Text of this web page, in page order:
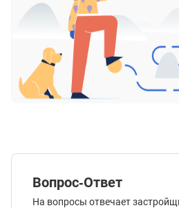
Вопрос-Ответ
На вопросы отвечает